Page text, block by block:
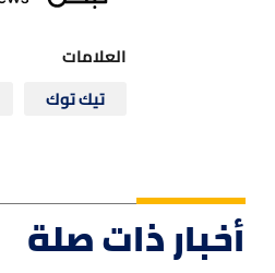
العلامات
تيك توك
أخبار ذات صلة